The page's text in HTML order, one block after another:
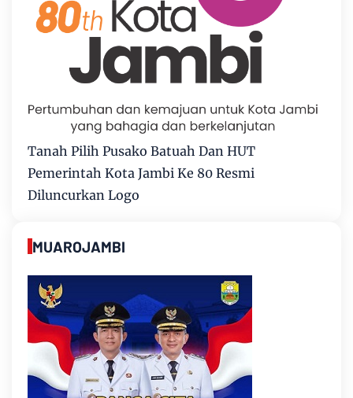
Tanah Pilih Pusako Batuah Dan HUT
Pemerintah Kota Jambi Ke 80 Resmi
Diluncurkan Logo
MUAROJAMBI